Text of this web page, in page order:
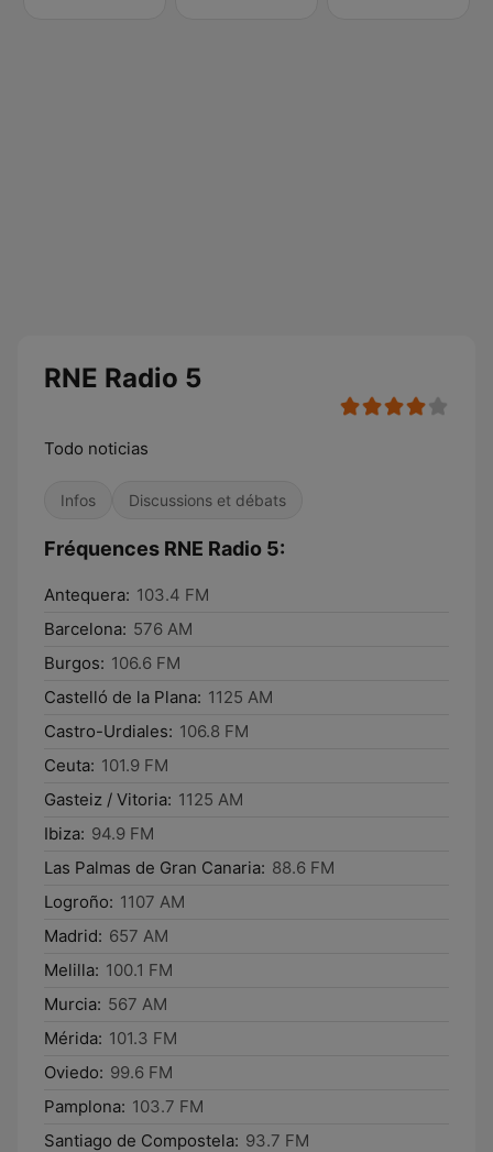
RNE Radio 5
Todo noticias
Infos Discussions et débats
Fréquences RNE Radio 5:
Antequera: 103.4 FM
Barcelona: 576 AM
Burgos: 106.6 FM
Castelló de la Plana: 1125 AM
Castro-Urdiales: 106.8 FM
Ceuta: 101.9 FM
Gasteiz / Vitoria: 1125 AM
Ibiza: 94.9 FM
Las Palmas de Gran Canaria: 88.6 FM
Logroño: 1107 AM
Madrid: 657 AM
Melilla: 100.1 FM
Murcia: 567 AM
Mérida: 101.3 FM
Oviedo: 99.6 FM
Pamplona: 103.7 FM
Santiago de Compostela: 93.7 FM